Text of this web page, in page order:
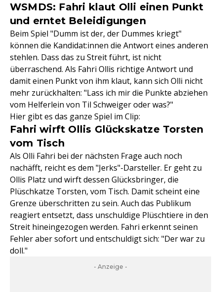
WSMDS: Fahri klaut Olli einen Punkt
und erntet Beleidigungen
Beim Spiel "Dumm ist der, der Dummes kriegt"
können die Kandidat:innen die Antwort eines anderen
stehlen. Dass das zu Streit führt, ist nicht
überraschend. Als Fahri Ollis richtige Antwort und
damit einen Punkt von ihm klaut, kann sich Olli nicht
mehr zurückhalten: "Lass ich mir die Punkte abziehen
vom Helferlein von Til Schweiger oder was?"
Hier gibt es das ganze Spiel im Clip:
Fahri wirft Ollis Glückskatze Torsten
vom Tisch
Als Olli Fahri bei der nächsten Frage auch noch
nachäfft, reicht es dem "Jerks"-Darsteller. Er geht zu
Ollis Platz und wirft dessen Glücksbringer, die
Plüschkatze Torsten, vom Tisch. Damit scheint eine
Grenze überschritten zu sein. Auch das Publikum
reagiert entsetzt, dass unschuldige Plüschtiere in den
Streit hineingezogen werden. Fahri erkennt seinen
Fehler aber sofort und entschuldigt sich: "Der war zu
doll."
- Anzeige -